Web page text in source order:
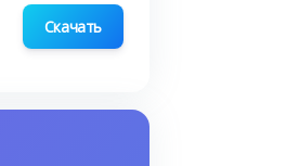
Скачать